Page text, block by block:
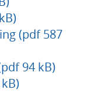
(pdf 587
94 kB)